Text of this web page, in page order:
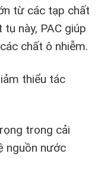
từ các tạp chất
này, PAC giúp
chất ô nhiễm.
thiểu tác
trong cải
nguồn nước